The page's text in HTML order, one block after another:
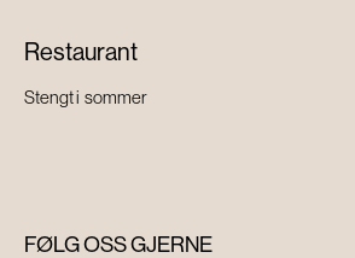
Restaurant
Stengt i sommer
FØLG OSS GJERNE